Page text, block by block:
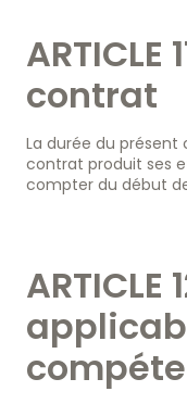
ARTICLE
contrat
La durée du
contrat produit ses
compter du début
ARTICLE